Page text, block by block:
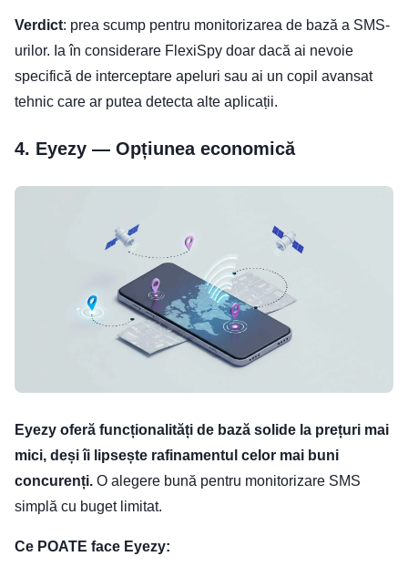
Verdict: prea scump pentru monitorizarea de bază a SMS-
urilor. Ia în considerare FlexiSpy doar dacă ai nevoie
specifică de interceptare apeluri sau ai un copil avansat
tehnic care ar putea detecta alte aplicații.
4. Eyezy — Opțiunea economică
Eyezy oferă funcționalități de bază solide la prețuri mai
mici, deși îi lipsește rafinamentul celor mai buni
concurenți. O alegere bună pentru monitorizare SMS
simplă cu buget limitat.
Ce POATE face Eyezy: